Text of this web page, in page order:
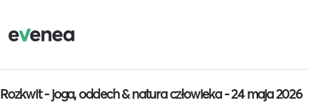
Rozkwit - joga, oddech & natura człowieka - 24 maja 2026